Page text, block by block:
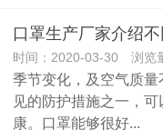
时间：2020-03-30 浏览
季节变化，及空气质
见的防护措施之一，
康。口罩能够很好...